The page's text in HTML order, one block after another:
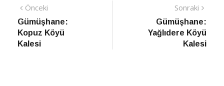
Yazı
gezinmesi
Önceki
haber
Gümüşhane:
Kopuz Köyü
Kalesi
Sonraki
Gümüşhane:
Yağlıdere Köyü
Kalesi